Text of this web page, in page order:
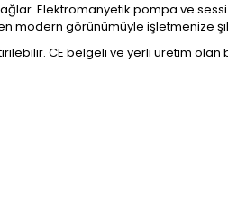
Elektromanyetik pompa ve
modern görünümüyle işletmenize
CE belgeli ve yerli üretim